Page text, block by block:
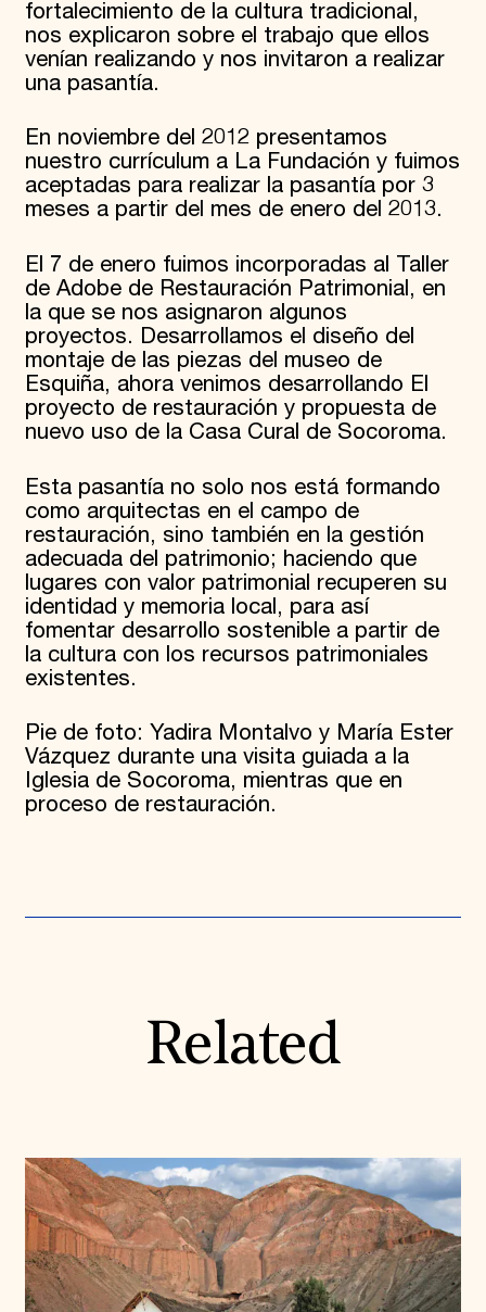
fortalecimiento de la cultura tradicional,
nos explicaron sobre el trabajo que ellos
venían realizando y nos invitaron a realizar
una pasantía.
En noviembre del 2012 presentamos
nuestro currículum a La Fundación y fuimos
aceptadas para realizar la pasantía por 3
meses a partir del mes de enero del 2013.
El 7 de enero fuimos incorporadas al Taller
de Adobe de Restauración Patrimonial, en
la que se nos asignaron algunos
proyectos. Desarrollamos el diseño del
montaje de las piezas del museo de
Esquiña, ahora venimos desarrollando El
proyecto de restauración y propuesta de
nuevo uso de la Casa Cural de Socoroma.
Esta pasantía no solo nos está formando
como arquitectas en el campo de
restauración, sino también en la gestión
adecuada del patrimonio; haciendo que
lugares con valor patrimonial recuperen su
identidad y memoria local, para así
fomentar desarrollo sostenible a partir de
la cultura con los recursos patrimoniales
existentes.
Pie de foto: Yadira Montalvo y María Ester
Vázquez durante una visita guiada a la
Iglesia de Socoroma, mientras que en
proceso de restauración.
Related